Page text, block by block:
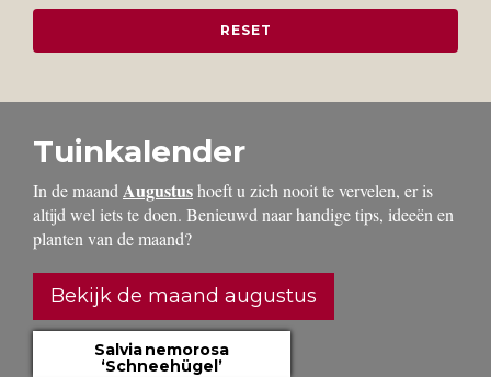
Tuinkalender
In de maand Augustushoeft u zich nooit te vervelen, er is
altijd wel iets te doen. Benieuwd naar handige tips, ideeën en
planten van de maand?
Bekijk de maand augustus
Salvia nemorosa
‘Schneehügel’